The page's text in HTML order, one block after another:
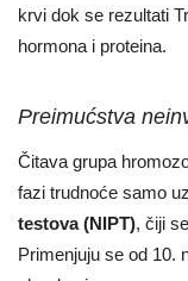
krvi dok se rezultati
hormona i proteina.
Preimućstva
Čitava grupa
fazi trudnoće samo
testova (NIPT), čiji
Primenjuju se od 10.